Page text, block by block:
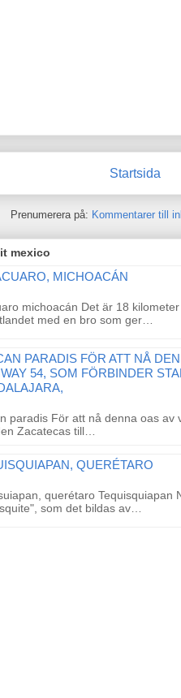
Startsida
Prenumerera på: Kommentarer till
mexico
MICHOACÁN
michoacán Det är 18
med en bro som ger…
PARADIS FÖR ATT NÅ
54, SOM FÖRBINDER
paradis För att nå denna oas av
Zacatecas till…
QUERÉTARO
querétaro Tequisquiapan
som det bildas av…